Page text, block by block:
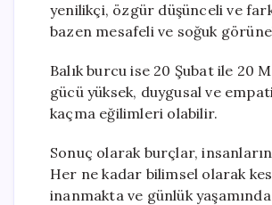
yenilikçi, özgür düşünceli ve
bazen mesafeli ve soğuk
Balık burcu ise 20 Şubat ile 20
gücü yüksek, duygusal ve
kaçma eğilimleri olabilir.
Sonuç olarak burçlar,
Her ne kadar bilimsel olarak
inanmakta ve günlük